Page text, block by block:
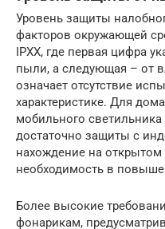
Уровень защиты
факторов окружающей
IPXX, где первая цифра
пыли, а следующая – от
означает отсутствие
характеристике. Для
мобильного
достаточно защиты с
нахождение на
необходимость в
Более высокие
фонарикам,